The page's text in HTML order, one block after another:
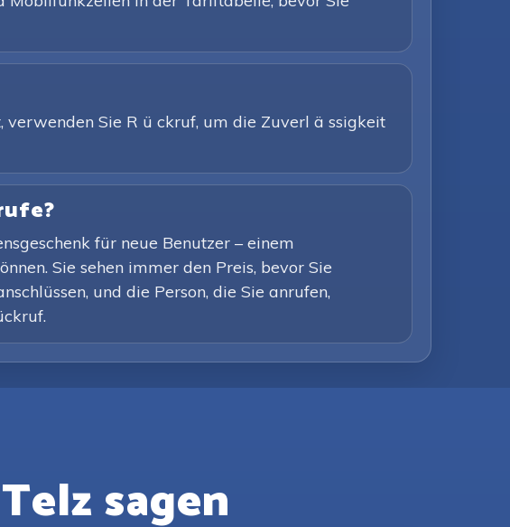
Sie R ü ckruf, um die Zuverl ä ssigkeit
für neue Benutzer – einem
Sie sehen immer den Preis, bevor Sie
und die Person, die Sie anrufen,
sagen